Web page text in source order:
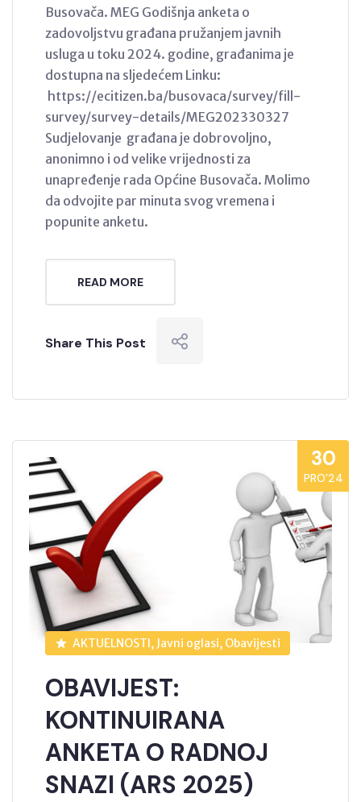
Busovača. MEG Godišnja anketa o
zadovoljstvu građana pružanjem javnih
usluga u toku 2024. godine, građanima je
dostupna na sljedećem Linku:
https://ecitizen.ba/busovaca/survey/fill-
survey/survey-details/MEG202330327
Sudjelovanje građana je dobrovoljno,
anonimno i od velike vrijednosti za
unapređenje rada Općine Busovača. Molimo
da odvojite par minuta svog vremena i
popunite anketu.
READ MORE
Share This Post
30
PRO’24
AKTUELNOSTI, Javni oglasi, Obavijesti
OBAVIJEST:
KONTINUIRANA
ANKETA O RADNOJ
SNAZI (ARS 2025)